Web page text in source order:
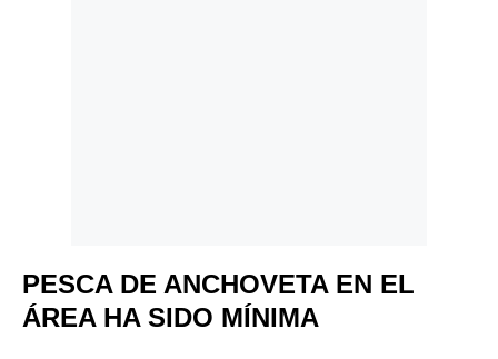
PESCA DE ANCHOVETA EN EL
ÁREA HA SIDO MÍNIMA